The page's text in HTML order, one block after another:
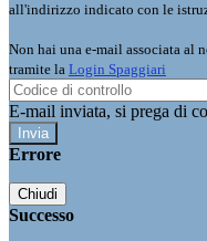
all'indirizzo indicato con le
Non hai una e-mail associata al
tramite la Login Spaggiari
E-mail inviata, si prega di
Errore
Chiudi
Successo